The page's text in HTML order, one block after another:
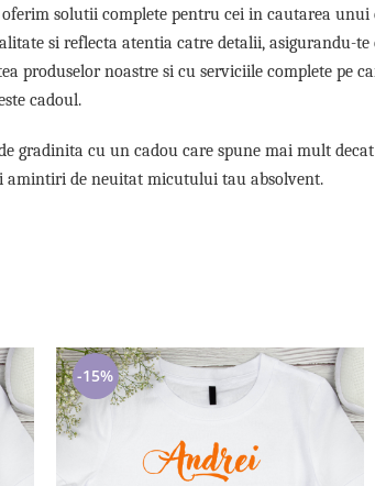
solutii complete pentru cei in cautarea unui
si reflecta atentia catre detalii, asigurandu-
produselor noastre si cu serviciile complete pe
cadoul.
gradinita cu un cadou care spune mai mult
amintiri de neuitat micutului tau absolvent.
-15%